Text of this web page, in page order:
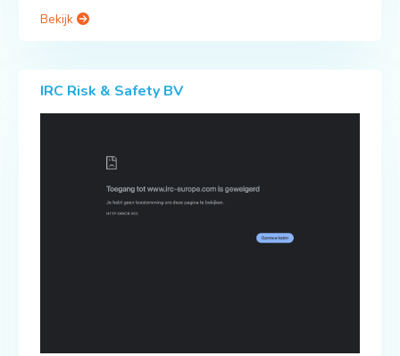
Bekijk
IRC Risk & Safety BV